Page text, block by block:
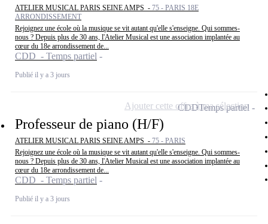
ATELIER MUSICAL PARIS SEINE AMPS - 75 - PARIS 18E
ARRONDISSEMENT
Rejoignez une école où la musique se vit autant qu'elle s'enseigne. Qui sommes-
nous ? Depuis plus de 30 ans, l'Atelier Musical est une association implantée au
cœur du 18e arrondissement de...
CDD - Temps partiel
Publié il y a 3 jours
Professeur de piano (H/F)
ATELIER MUSICAL PARIS SEINE AMPS - 75 - PARIS
Rejoignez une école où la musique se vit autant qu'elle s'enseigne. Qui sommes-
nous ? Depuis plus de 30 ans, l'Atelier Musical est une association implantée au
cœur du 18e arrondissement de...
CDD - Temps partiel
Publié il y a 3 jours
CDDTemps partiel
Ajouter cette offre à ma sélection